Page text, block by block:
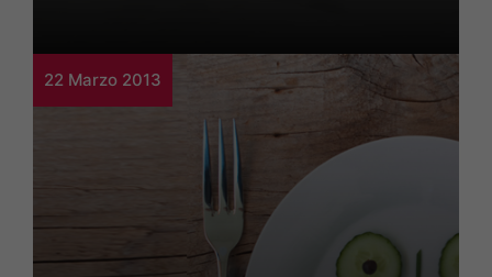
22 Marzo 2013